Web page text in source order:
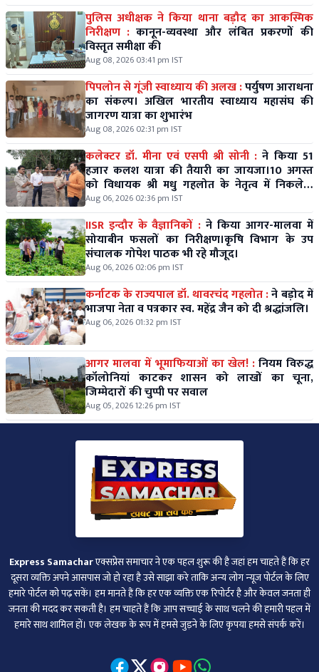
पुलिस अधीक्षक ने किया थाना बड़ौद का आकस्मिक
निरीक्षण : कानून-व्यवस्था और लंबित प्रकरणों की
विस्तृत समीक्षा की
Aug 08, 2026 03:41 pm IST
पिपलोन से गूंजी स्वाध्याय की अलख :पर्युषण आराधना
का संकल्प। अखिल भारतीय स्वाध्याय महासंघ की
जागरण यात्रा का शुभारंभ
Aug 08, 2026 02:31 pm IST
कलेक्टर डॉ. मीना एवं एसपी श्री सोनी : ने किया 51
हजार कलश यात्रा की तैयारी का जायजा।10 अगस्त
को विधायक श्री मधु गहलोत के नेतृत्व में निकलेगी
विशाल कलश यात्रा।
Aug 06, 2026 02:36 pm IST
IISR इन्दौर के वैज्ञानिकों : ने किया आगर-मालवा में
सोयाबीन फसलों का निरीक्षण।कृषि विभाग के उप
संचालक गोपेश पाठक भी रहे मौजूद।
Aug 06, 2026 02:06 pm IST
कर्नाटक के राज्यपाल डॉ. थावरचंद गहलोत :ने बड़ोद में
भाजपा नेता व पत्रकार स्व. महेंद्र जैन को दी श्रद्धांजलि।
Aug 06, 2026 01:32 pm IST
आगर मालवा में भूमाफियाओं का खेल! :नियम विरुद्ध
कॉलोनियां काटकर शासन को लाखों का चूना,
जिम्मेदारों की चुप्पी पर सवाल
Aug 05, 2026 12:26 pm IST
Express Samacharएक्सप्रेस समाचार ने एक पहल शुरू की है जहां हम चाहते हैं कि हर
दूसरा व्‍यक्ति अपने आसपास जो हो रहा है उसे साझा करे ताकि अन्‍य लोग न्‍यूज पोर्टल के लिए
हमारे पोर्टल को पढ़ सकें। हम मानते हैं कि हर एक व्यक्ति एक रिपोर्टर है और केवल जनता ही
जनता की मदद कर सकती है। हम चाहते हैं कि आप सच्चाई के साथ चलने की हमारी पहल में
हमारे साथ शामिल हों। एक लेखक के रूप में हमसे जुड़ने के लिए कृपया हमसे संपर्क करें।